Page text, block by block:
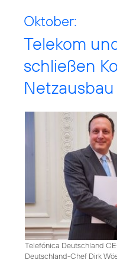
Oktober:
Telekom
schließen
Telefónica Deutschland
Deutschland-Chef Dirk